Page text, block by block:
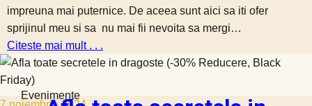
impreuna mai puternice. De aceea sunt aici sa iti ofer
sprijinul meu si sa nu mai fii nevoita sa mergi…
Citeste mai mult . . .
Evenimente